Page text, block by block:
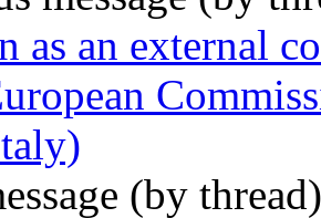
as an external
(by